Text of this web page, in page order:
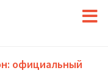
официальный